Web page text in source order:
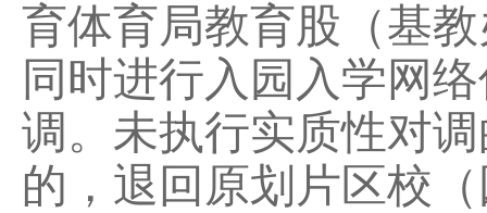
育体育局教育股（基
同时进行入园入学网
调。未执行实质性对
的，退回原划片区校